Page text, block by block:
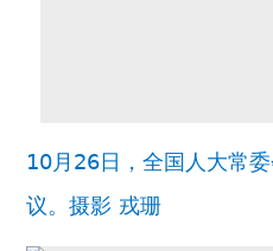
10月26日，全国人大常
议。摄影 戎珊